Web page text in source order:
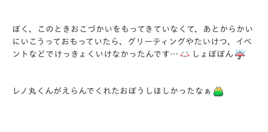
ぼく、このときおこづかいをもってきていなくて、あとからかい
にいこうっておもっていたら、グリーティングやたいけつ、イベ
ントなどでけっきょくいけなかったんです…
しょぼぼん
レノ丸くんがえらんでくれたおぼうしほしかったなぁ